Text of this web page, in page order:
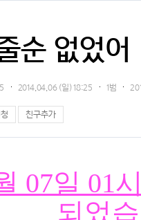
순 없었어
2014.04.06 (일) 18:25 1범
친구추가
07일 01
되었